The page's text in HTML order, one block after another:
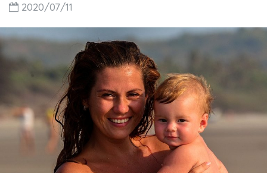
2020/07/11